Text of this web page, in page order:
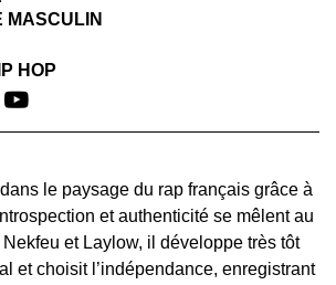
MASCULIN
HOP
le paysage du rap français grâce à
et authenticité se mêlent au
et Laylow, il développe très tôt
et choisit l’indépendance, enregistrant